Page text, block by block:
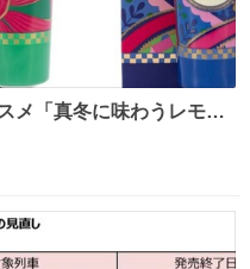
メ「真冬に味わうレモン
ブ＆バスオイルなど -